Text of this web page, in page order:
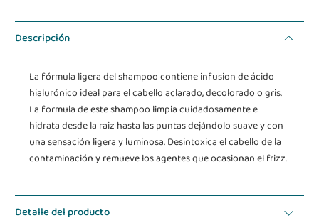
Descripción
La fórmula ligera del shampoo contiene infusion de ácido
hialurónico ideal para el cabello aclarado, decolorado o gris.
La formula de este shampoo limpia cuidadosamente e
hidrata desde la raiz hasta las puntas dejándolo suave y con
una sensación ligera y luminosa. Desintoxica el cabello de la
contaminación y remueve los agentes que ocasionan el frizz.
Detalle del producto